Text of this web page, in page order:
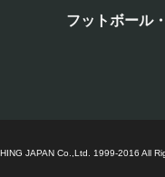
フットボール
JAPAN Co.,Ltd. 1999-2016 All